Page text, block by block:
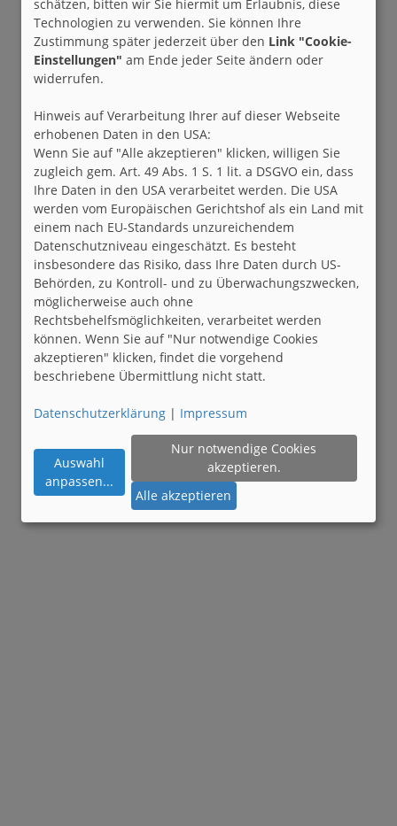
schätzen, bitten wir Sie hiermit um Erlaubnis, diese
Technologien zu verwenden. Sie können Ihre
Zustimmung später jederzeit über den Link "Cookie-
Einstellungen" am Ende jeder Seite ändern oder
widerrufen.
Hinweis auf Verarbeitung Ihrer auf dieser Webseite
erhobenen Daten in den USA:
Wenn Sie auf "Alle akzeptieren" klicken, willigen Sie
zugleich gem. Art. 49 Abs. 1 S. 1 lit. a DSGVO ein, dass
Ihre Daten in den USA verarbeitet werden. Die USA
werden vom Europäischen Gerichtshof als ein Land mit
einem nach EU-Standards unzureichendem
Datenschutzniveau eingeschätzt. Es besteht
insbesondere das Risiko, dass Ihre Daten durch US-
Behörden, zu Kontroll- und zu Überwachungszwecken,
möglicherweise auch ohne
Rechtsbehelfsmöglichkeiten, verarbeitet werden
können. Wenn Sie auf "Nur notwendige Cookies
akzeptieren" klicken, findet die vorgehend
beschriebene Übermittlung nicht statt.
Datenschutzerklärung | Impressum
Auswahl
anpassen...
Nur notwendige Cookies
akzeptieren.
Alle akzeptieren